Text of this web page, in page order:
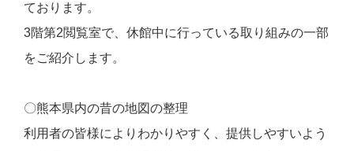
ております。
3階第2閲覧室で、休館中に行っている取り組みの一部
をご紹介します。
〇熊本県内の昔の地図の整理
利用者の皆様によりわかりやすく、提供しやすいよう